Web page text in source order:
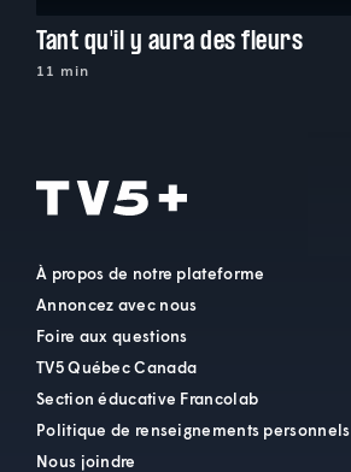
Tant qu'il y aura des fleurs
11 min
À propos de notre plateforme
Annoncez avec nous
Foire aux questions
TV5 Québec Canada
Section éducative Francolab
Politique de renseignements personnels
Nous joindre